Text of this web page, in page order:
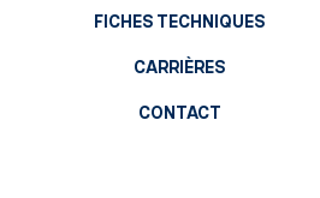
FICHES TECHNIQUES
CARRIÈRES
CONTACT